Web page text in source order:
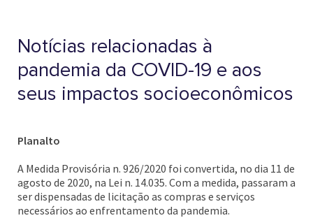
Notícias relacionadas à
pandemia da COVID-19 e aos
seus impactos socioeconômicos
Planalto
A Medida Provisória n. 926/2020 foi convertida, no dia 11 de
agosto de 2020, na Lei n. 14.035. Com a medida, passaram a
ser dispensadas de licitação as compras e serviços
necessários ao enfrentamento da pandemia.